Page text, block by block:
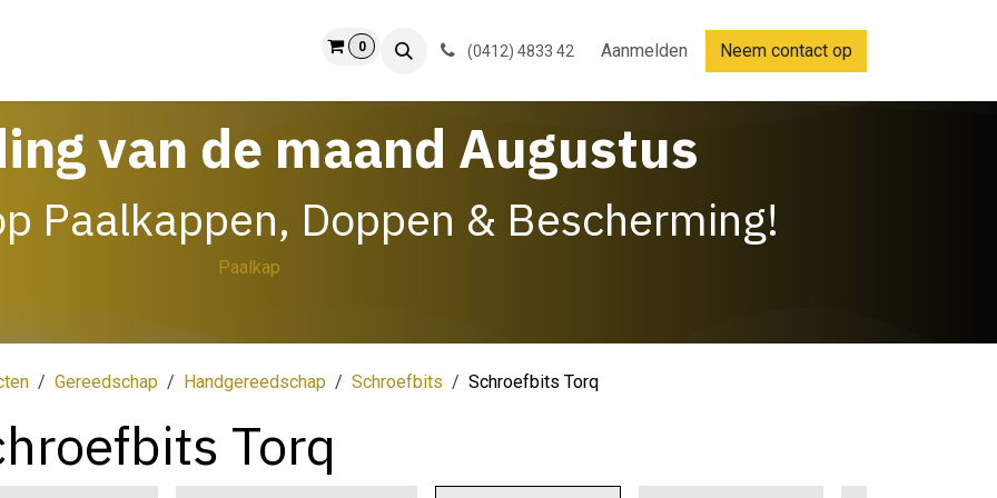
0 (0412) 4833 42 Aanmelden Neem contact op
van de maand Augustus
Paalkappen, Doppen & Bescherming!
Paalkap
Gereedschap Handgereedschap Schroefbits Schroefbits Torq
Torq